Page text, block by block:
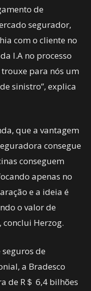
de
segurador,
com o cliente no
I.A no processo
para nós um
sinistro”, explica
que a vantagem
consegue
conseguem
apenas no
e a ideia é
o valor de
Herzog.
de
a Bradesco
de R＄ 6,4 bilhões